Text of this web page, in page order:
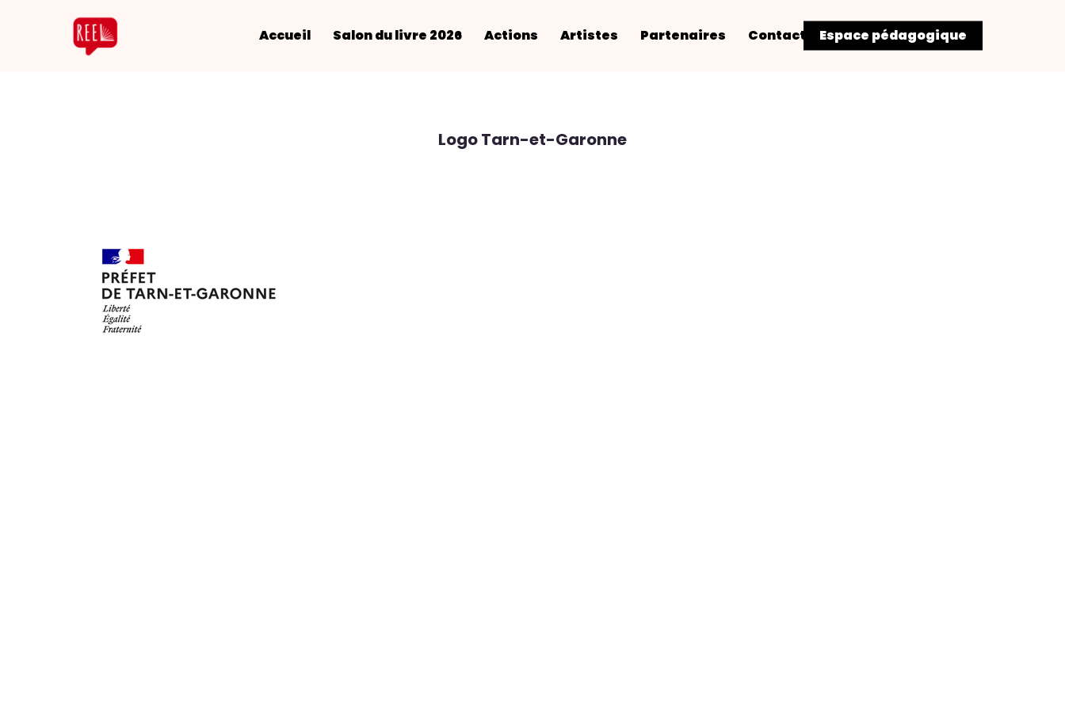
Accueil Salon du livre 2026 Actions Artistes Partenaires Contact Espace pédagogique
Logo Tarn-et-Garonne